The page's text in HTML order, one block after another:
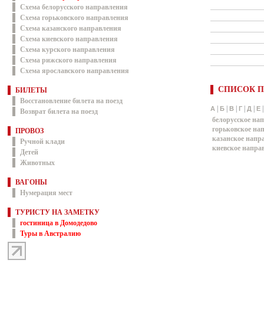
Схема белорусского направления
Схема горьковского направления
Схема казанского направления
Схема киевского направления
Схема курского направления
Схема рижского направления
Схема ярославского направления
БИЛЕТЫ
Восстановление билета на поезд
Возврат билета на поезд
ПРОВОЗ
Ручной клади
Детей
Животных
ВАГОНЫ
Нумерация мест
ТУРИСТУ НА ЗАМЕТКУ
гостиница в Домодедово
Туры в Австралию
СПИСОК
А Б В Г Д Е
белорусское
горьковское
казанское
киевское